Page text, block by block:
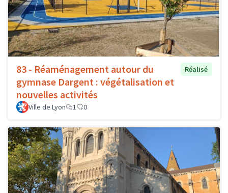
83 - Réaménagement autour du
gymnase Dargent : végétalisation et
nouvelles activités
Réalisé
Ville de Lyon 1 0